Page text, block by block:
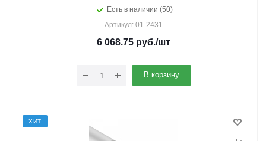
Есть в наличии (50)
Артикул: 01-2431
6 068.75 руб./шт
В корзину
ХИТ